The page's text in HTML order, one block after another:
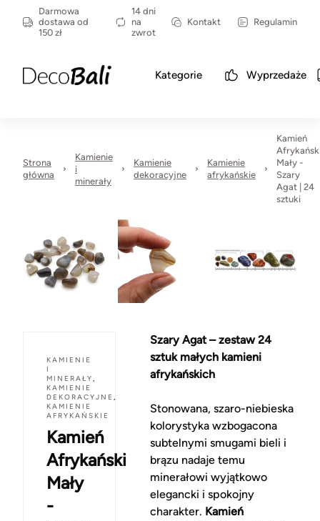
Darmowa
dostawa od
150 zł
14 dni
na
zwrot
Kontakt Regulamin
Kategorie Wyprzedaże
Strona
główna
Kamienie
i
minerały
Kamienie
dekoracyjne
Kamienie
afrykańskie
Kamień
Mały -
Szary
Agat | 24
sztuki
KAMIENIE
I
MINERAŁY,
KAMIENIE
DEKORACYJNE ,
KAMIENIE
AFRYKAŃSKIE
Kamień
Afrykański
Mały
-
Szary Agat – zestaw 24
sztuk małych kamieni
afrykańskich
Stonowana, szaro-niebieska
kolorystyka wzbogacona
subtelnymi smugami bieli i
brązu nadaje temu
minerałowi wyjątkowo
elegancki i spokojny
charakter. Kamień